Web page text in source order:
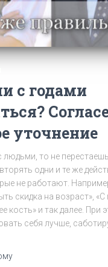
с годами
уточнение
людьми, то не
одни и те же
не работают.
скидка на возраст», «С
кость» и так далее. При
себя лучше,